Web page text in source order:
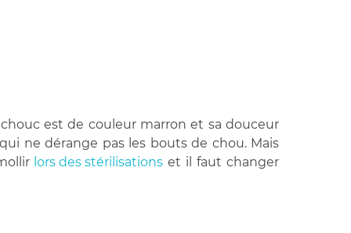
est de couleur marron et sa douceur
ne dérange pas les bouts de chou. Mais
lors des stérilisations et il faut changer